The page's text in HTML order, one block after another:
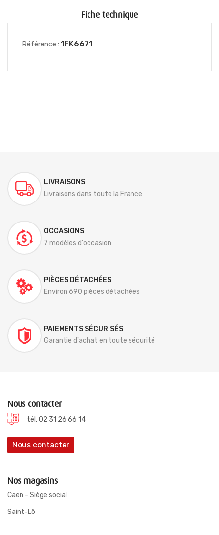
Fiche technique
Référence : 1FK6671
LIVRAISONS
Livraisons dans toute la France
OCCASIONS
7 modèles d'occasion
PIÈCES DÉTACHÉES
Environ 690 pièces détachées
PAIEMENTS SÉCURISÉS
Garantie d'achat en toute sécurité
Nous contacter
tél. 02 31 26 66 14
Nous contacter
Nos magasins
Caen - Siège social
Saint-Lô